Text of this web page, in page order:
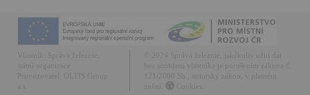
Vlastník:
Správa železnic,
OLTIS Group
© 2024 Správa železnic, jakékoliv užití dat
121/2000 Sb., autorský zákon, v platném